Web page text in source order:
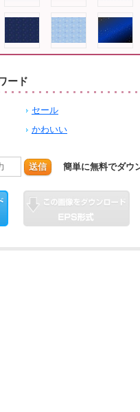
ード
セール
かわいい
送信 簡単に無料でダウ